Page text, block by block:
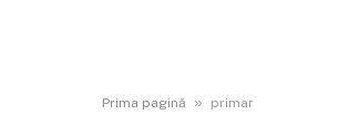
Prima pagină » primar